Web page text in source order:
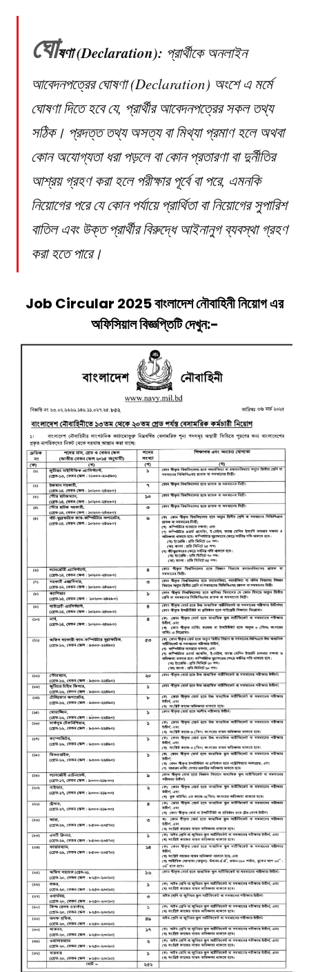
ঘোষণা (Declaration): প্রার্থীকে অনলাইন
আবেদনপত্রের ঘোষণা (Declaration) অংশে এ মর্মে
ঘোষণা দিতে হবে যে, প্রার্থীর আবেদনপত্রের সকল তথ্য
সঠিক। প্রদত্ত তথ্য অসত্য বা মিথ্যা প্রমাণ হলে অথবা
কোন অযোগ্যতা ধরা পড়লে বা কোন প্রতারণা বা দুর্নীতির
আশ্রয় গ্রহণ করা হলে পরীক্ষার পূর্বে বা পরে, এমনকি
নিয়োগের পরে যে কোন পর্যায়ে প্রার্থিতা বা নিয়োগের সুপারিশ
বাতিল এবং উক্ত প্রার্থীর বিরুদ্ধে আইনানুগ ব্যবস্থা গ্রহণ
করা হতে পারে।
Job Circular 2025বাংলাদেশ নৌবাহিনীনিয়োগএর
অফিসিয়াল বিজ্ঞপ্তিটি দেখুন:-